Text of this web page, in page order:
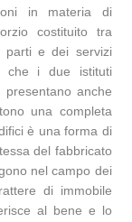
in materia di
costituito tra
parti e dei servizi
che i due istituti
anche
una completa
è una forma di
del fabbricato
nel campo dei
di immobile
al bene e lo